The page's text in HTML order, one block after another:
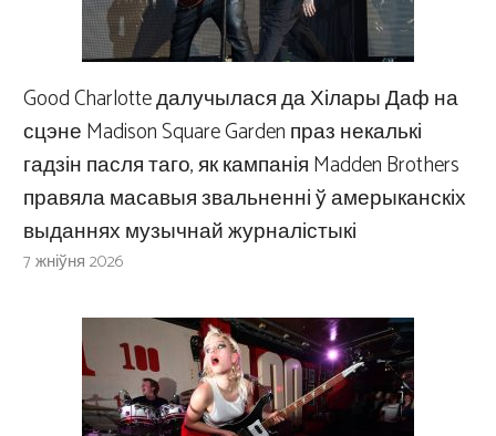
Good Charlotte далучылася да Хілары Даф на
сцэне Madison Square Garden праз некалькі
гадзін пасля таго, як кампанія Madden Brothers
правяла масавыя звальненні ў амерыканскіх
выданнях музычнай журналістыкі
7 жніўня 2026